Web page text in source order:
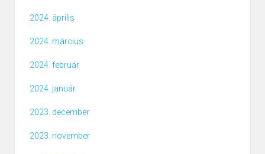
2024. április
2024. március
2024. február
2024. január
2023. december
2023. november